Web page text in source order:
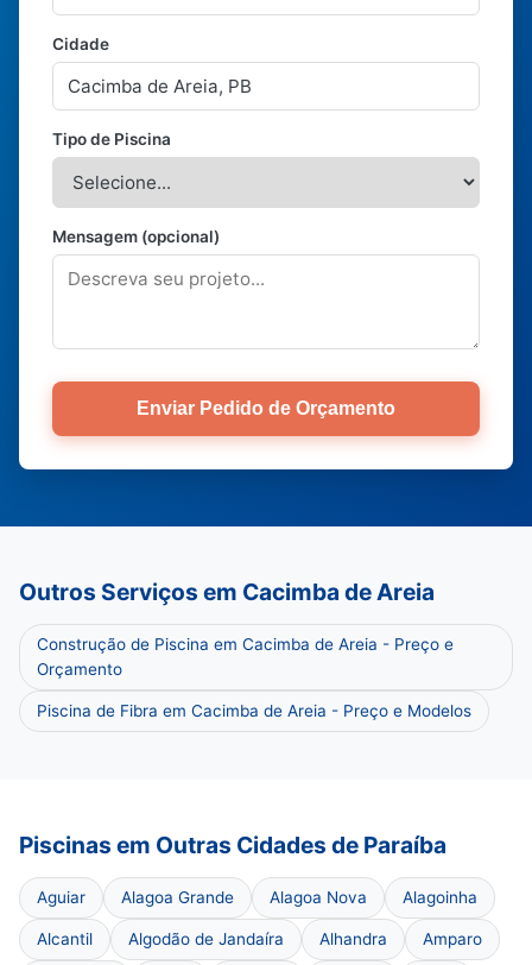
Cidade
Tipo de Piscina
Mensagem (opcional)
Enviar Pedido de Orçamento
Outros Serviços em Cacimba de Areia
Construção de Piscina em Cacimba de Areia - Preço e
Orçamento
Piscina de Fibra em Cacimba de Areia - Preço e Modelos
Piscinas em Outras Cidades de Paraíba
Aguiar Alagoa Grande Alagoa Nova Alagoinha
Alcantil Algodão de Jandaíra Alhandra Amparo